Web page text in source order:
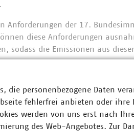
Anforderungen der 17.
diese Anforderungen
sodass die Emissionen aus
Metallrecycling und
die personenbezogene Daten
fehlerfrei anbieten oder ihre
werden von uns erst nach
des Web-Angebotes. Zur